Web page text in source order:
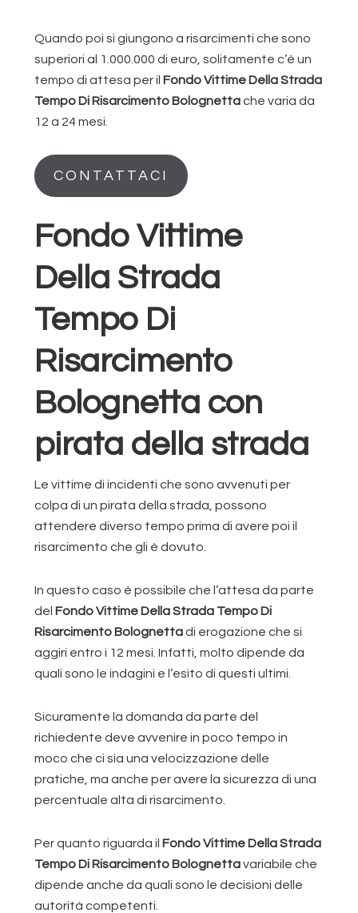
Quando poi si giungono a risarcimenti che sono
superiori al 1.000.000 di euro, solitamente c’è un
tempo di attesa per il Fondo Vittime Della Strada
Tempo Di Risarcimento Bolognettache varia da
12 a 24 mesi.
CONTATTACI
Fondo Vittime
Della Strada
Tempo Di
Risarcimento
Bolognetta con
pirata della strada
Le vittime di incidenti che sono avvenuti per
colpa di un pirata della strada, possono
attendere diverso tempo prima di avere poi il
risarcimento che gli è dovuto.
In questo caso è possibile che l’attesa da parte
del Fondo Vittime Della Strada Tempo Di
Risarcimento Bolognettadi erogazione che si
aggiri entro i 12 mesi. Infatti, molto dipende da
quali sono le indagini e l’esito di questi ultimi.
Sicuramente la domanda da parte del
richiedente deve avvenire in poco tempo in
moco che ci sia una velocizzazione delle
pratiche, ma anche per avere la sicurezza di una
percentuale alta di risarcimento.
Per quanto riguarda il Fondo Vittime Della Strada
Tempo Di Risarcimento Bolognettavariabile che
dipende anche da quali sono le decisioni delle
autorità competenti.